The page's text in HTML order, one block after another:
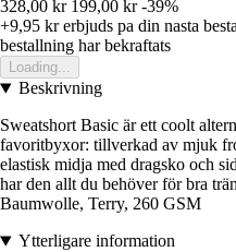
328,00 kr 199,00 kr -39%
+9,95 krerbjuds pa din nasta
bestallning har bekraftats
Loading...
Beskrivning
Sweatshort Basic är ett coolt
favoritbyxor: tillverkad av mjuk
elastisk midja med dragsko och
har den allt du behöver för bra
Baumwolle, Terry, 260 GSM
Ytterligare information